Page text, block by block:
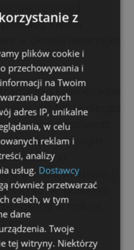
skórę przed
kremu
w okresie jesiennym
kosmetyków
jest także alergia
odpowiedź
miejscowym.
powinny
o bardzo wrażliwej i
ta nie powinna
osoby w trakcie
z
plików cookie i
przechowywania i
na Twoim
danych
adres IP, unikalne
w celu
reklam i
analizy
usług. Dostawcy
również przetwarzać
celach, w tym
dane
Twoje
tej witryny. Niektórzy